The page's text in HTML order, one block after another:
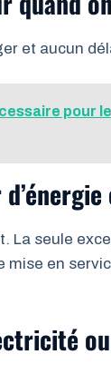
et aucun
pour
La seule
en